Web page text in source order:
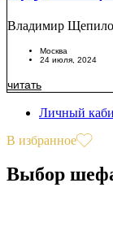
Владимир
Москва
24 июля, 2024
читать
Личный
В избранное
Выбор